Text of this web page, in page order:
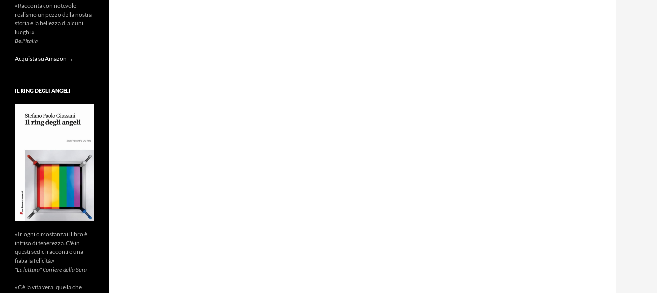
«Racconta con notevole
realismo un pezzo della nostra
storia e la bellezza di alcuni
luoghi.»
Bell'Italia
Acquista su Amazon →
IL RING DEGLI ANGELI
«In ogni circostanza il libro è
intriso di tenerezza. C'è in
questi sedici racconti e una
fiaba la felicità.»
"La lettura" Corriere della Sera
«C’è la vita vera, quella che